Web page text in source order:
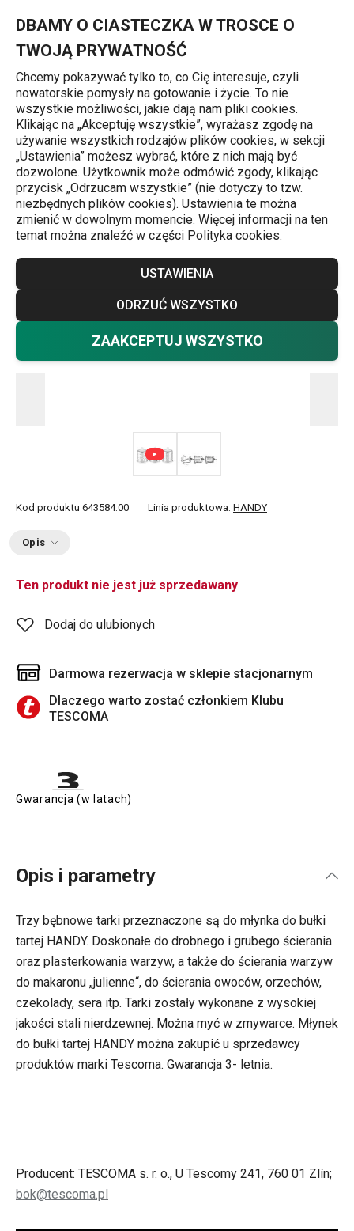
DBAMY O CIASTECZKA W TROSCE O
TWOJĄ PRYWATNOŚĆ
Chcemy pokazywać tylko to, co Cię interesuje, czyli
nowatorskie pomysły na gotowanie i życie. To nie
wszystkie możliwości, jakie dają nam pliki cookies.
Klikając na „Akceptuję wszystkie”, wyrażasz zgodę na
używanie wszystkich rodzajów plików cookies, w sekcji
„Ustawienia” możesz wybrać, które z nich mają być
dozwolone. Użytkownik może odmówić zgody, klikając
przycisk „Odrzucam wszystkie” (nie dotyczy to tzw.
niezbędnych plików cookies). Ustawienia te można
zmienić w dowolnym momencie. Więcej informacji na ten
temat można znaleźć w części Polityka cookies.
USTAWIENIA
ODRZUĆ WSZYSTKO
ZAAKCEPTUJ WSZYSTKO
Strona główna
Tarki do młynka HANDY, 3 szt.
Kod produktu 643584.00 Linia produktowa: HANDY
Opis
Ten produkt nie jest już sprzedawany
Dodaj do ulubionych
Darmowa rezerwacja w sklepie stacjonarnym
Dlaczego warto zostać członkiem Klubu
TESCOMA
Gwarancja (w latach)
Opis i parametry
Trzy bębnowe tarki przeznaczone są do młynka do bułki
tartej HANDY. Doskonałe do drobnego i grubego ścierania
oraz plasterkowania warzyw, a także do ścierania warzyw
do makaronu „julienne“, do ścierania owoców, orzechów,
czekolady, sera itp. Tarki zostały wykonane z wysokiej
jakości stali nierdzewnej. Można myć w zmywarce. Młynek
do bułki tartej HANDY można zakupić u sprzedawcy
produktów marki Tescoma. Gwarancja 3- letnia.
Producent: TESCOMA s. r. o., U Tescomy 241, 760 01 Zlín;
bok@tescoma.pl